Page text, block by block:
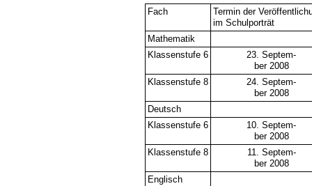
Fach
Termin der
im Schulporträt
Mathematik
Klassenstufe 6
23. Septem-
ber 2008
Klassenstufe 8
24. Septem-
ber 2008
Deutsch
Klassenstufe 6
10. Septem-
ber 2008
Klassenstufe 8
11. Septem-
ber 2008
Englisch